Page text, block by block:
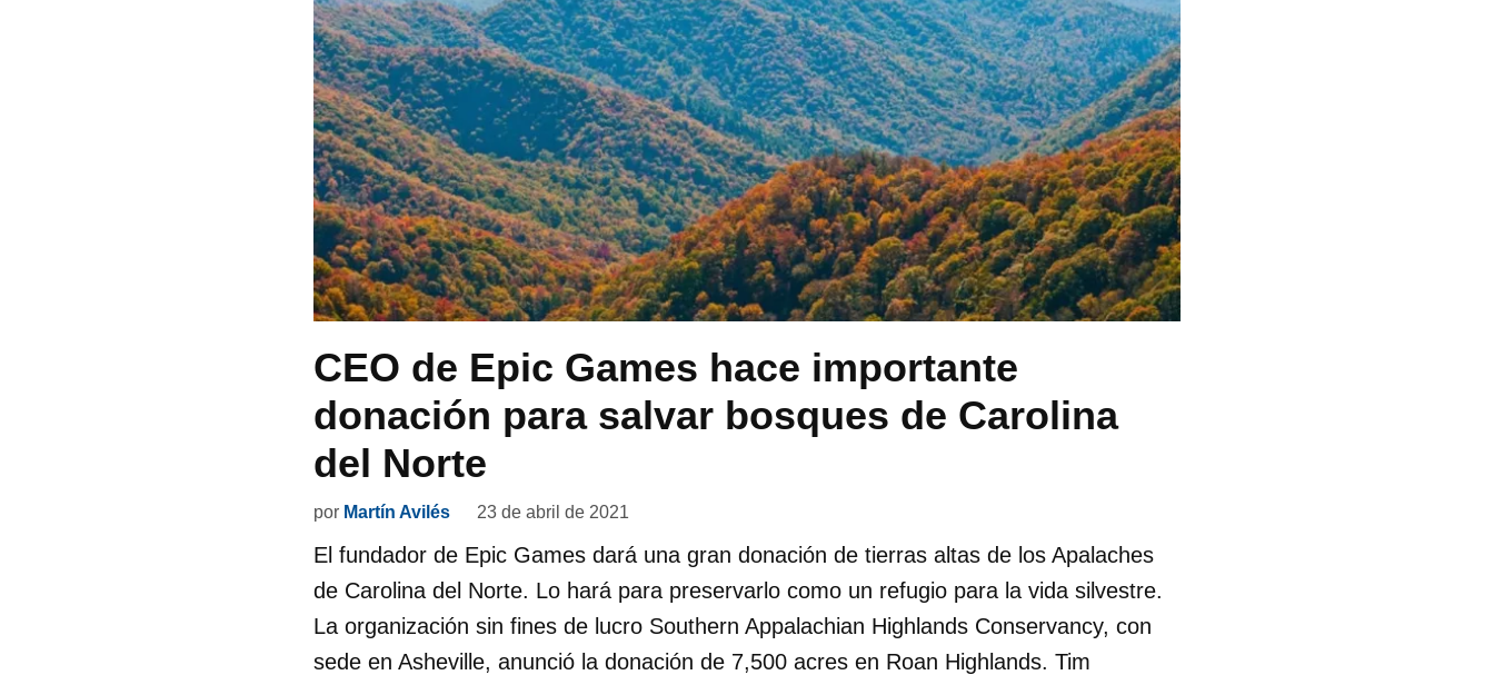
CEO de Epic Games hace importante
donación para salvar bosques de Carolina
del Norte
por Martín Avilés 23 de abril de 2021
El fundador de Epic Games dará una gran donación de tierras altas de los Apalaches
de Carolina del Norte. Lo hará para preservarlo como un refugio para la vida silvestre.
La organización sin fines de lucro Southern Appalachian Highlands Conservancy, con
sede en Asheville, anunció la donación de 7,500 acres en Roan Highlands. Tim